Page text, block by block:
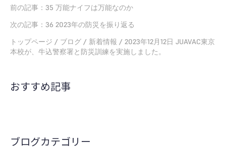
前の記事： 35 万能ナイフは万能なのか
次の記事： 36 2023年の防災を振り返る
トップページ / ブログ / 新着情報 / 2023年12月12日 JUAVAC東京
本校が、牛込警察署と防災訓練を実施しました。
おすすめ記事
ブログカテゴリー